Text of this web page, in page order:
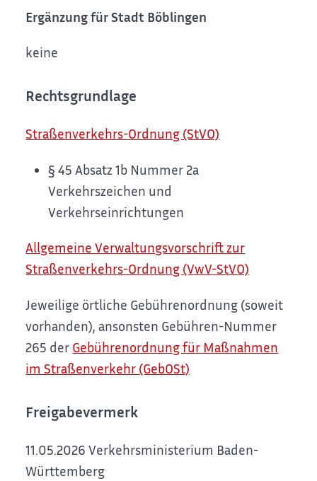
Ergänzung für Stadt Böblingen
keine
Rechtsgrundlage
Straßenverkehrs-Ordnung (StVO)
§ 45 Absatz 1b Nummer 2a
Verkehrszeichen und
Verkehrseinrichtungen
Allgemeine Verwaltungsvorschrift zur
Straßenverkehrs-Ordnung (VwV-StVO)
Jeweilige örtliche Gebührenordnung (soweit
vorhanden), ansonsten Gebühren-Nummer
265 der Gebührenordnung für Maßnahmen
im Straßenverkehr (GebOSt)
Freigabevermerk
11.05.2026 Verkehrsministerium Baden-
Württemberg